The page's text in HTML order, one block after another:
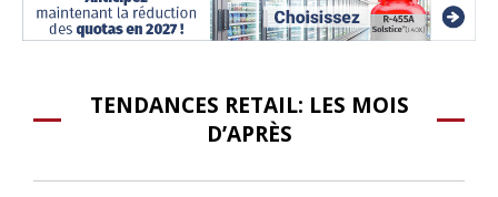
TENDANCES RETAIL: LES MOIS
D’APRÈS